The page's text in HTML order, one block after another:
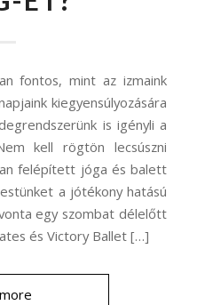
fontos, mint az izmaink
kiegyensúlyozására
is igényli a
kell rögtön lecsúszni
felépített jóga és balett
a jótékony hatású
egy szombat délelőtt
és Victory Ballet […]